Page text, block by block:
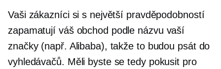
Vaši zákazníci si s největší pravděpodobností
zapamatují váš obchod podle názvu vaší
značky (např. Alibaba), takže to budou psát do
vyhledávačů. Měli byste se tedy pokusit pro